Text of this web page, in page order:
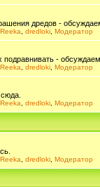
дредов -
dredloki Модератор
- обсуждаем
dredloki Модератор
dredloki Модератор
dredloki Модератор